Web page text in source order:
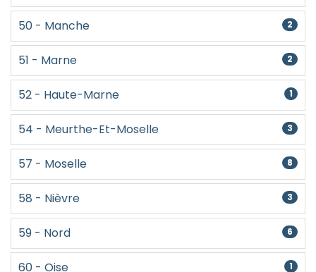
50 - Manche 2
51 - Marne 2
52 - Haute-Marne 1
54 - Meurthe-Et-Moselle 3
57 - Moselle 8
58 - Nièvre 3
59 - Nord 6
60 - Oise 1